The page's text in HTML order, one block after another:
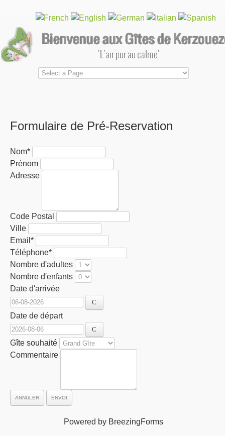
Formulaire de Pré-Reservation
Nom*
Prénom
Adresse
Code Postal
Ville
Email *
Téléphone*
Nombre d'adultes
Nombre d'enfants
Date d'arrivée
Date de départ
Gîte souhaité
Commentaire
ANNULER ENVOI
Powered by BreezingForms